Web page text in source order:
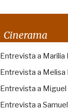
Cinerama
Entrevista a Marilia
Entrevista a
Entrevista a
Entrevista a